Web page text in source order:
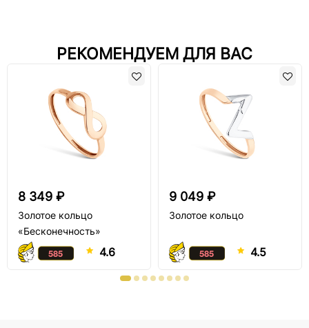
РЕКОМЕНДУЕМ ДЛЯ ВАС
8 349 ₽
Золотое кольцо
«Бесконечность»
4.6
9 049 ₽
Золотое кольцо
4.5